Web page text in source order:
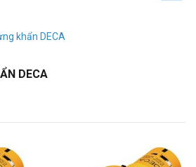
khẩn DECA
DECA